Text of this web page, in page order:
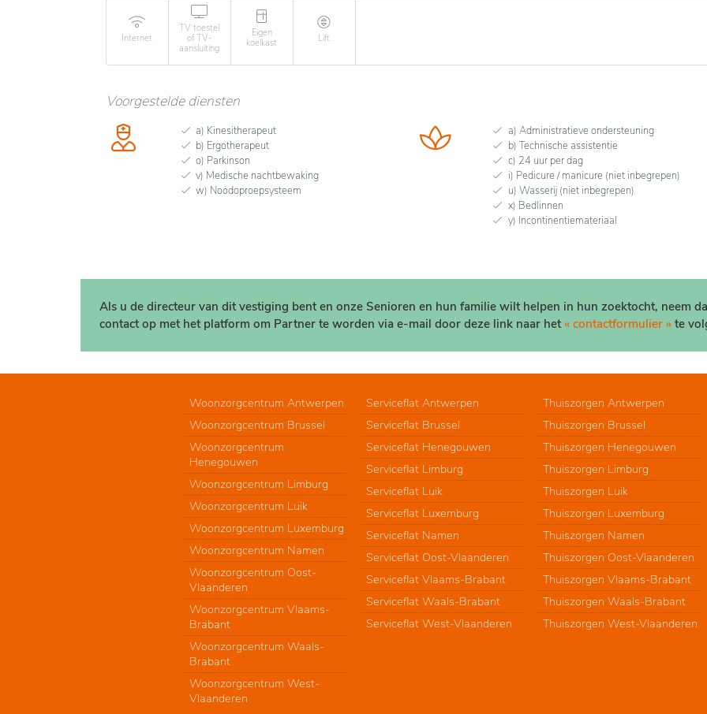
Internet
TV toestel
of TV-
aansluiting
Eigen
koelkast
Lift
Voorgestelde diensten
a) Kinesitherapeut
b) Ergotherapeut
o) Parkinson
v) Medische nachtbewaking
w) Noodoproepsysteem
a) Administratieve ondersteuning
b) Technische assistentie
c) 24 uur per dag
i) Pedicure / manicure (niet inbegrepen)
u) Wasserij (niet inbegrepen)
x) Bedlinnen
y) Incontinentiemateriaal
Als u de directeur van dit vestiging bent en onze Senioren en hun familie wilt helpen in hun zoektocht, neem
contact op met het platform om Partner te worden via e-mail door deze link naar het « contactformulier » te
Woonzorgcentrum Antwerpen
Woonzorgcentrum Brussel
Woonzorgcentrum
Henegouwen
Woonzorgcentrum Limburg
Woonzorgcentrum Luik
Woonzorgcentrum Luxemburg
Woonzorgcentrum Namen
Woonzorgcentrum Oost-
Vlaanderen
Woonzorgcentrum Vlaams-
Brabant
Woonzorgcentrum Waals-
Brabant
Woonzorgcentrum West-
Vlaanderen
Serviceflat Antwerpen
Serviceflat Brussel
Serviceflat Henegouwen
Serviceflat Limburg
Serviceflat Luik
Serviceflat Luxemburg
Serviceflat Namen
Serviceflat Oost-Vlaanderen
Serviceflat Vlaams-Brabant
Serviceflat Waals-Brabant
Serviceflat West-Vlaanderen
Thuiszorgen Antwerpen
Thuiszorgen Brussel
Thuiszorgen Henegouwen
Thuiszorgen Limburg
Thuiszorgen Luik
Thuiszorgen Luxemburg
Thuiszorgen Namen
Thuiszorgen Oost-Vlaanderen
Thuiszorgen Vlaams-Brabant
Thuiszorgen Waals-Brabant
Thuiszorgen West-Vlaanderen